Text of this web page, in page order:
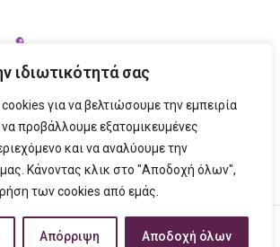
ιδιωτικότητά σας
για να βελτιώσουμε την εμπειρία
προβάλλουμε εξατομικευμένες
και να αναλύουμε την
Κάνοντας κλικ στο "Αποδοχή όλων",
των cookies από εμάς.
Απόρριψη Αποδοχή όλων
BYTech PlaceCreative Ideas Creative Solutions.